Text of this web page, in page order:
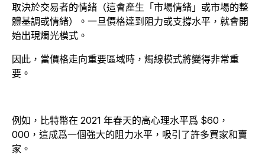
取決於交易者的情緒（這會產生「市場情緒」或市場的整
體基調或情緒）。一旦價格達到阻力或支撐水平，就會開
始出現燭光模式。
因此，當價格走向重要區域時，燭線模式將變得非常重
要。
例如，比特幣在 2021 年春天的高心理水平爲 $60，
000，這成爲一個強大的阻力水平，吸引了許多買家和賣
家。